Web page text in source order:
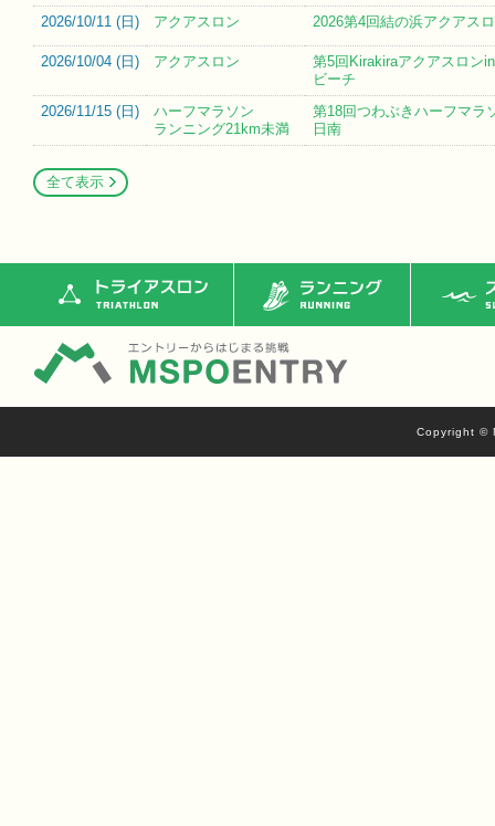
2026/10/11 (日 ) アクアスロン 2026第4回結の浜アクアス
2026/10/04 (日 ) アクアスロン
第5回Kirakiraアクアスロン
ビーチ
2026/11/15 (日 )
ハーフマラソン
ランニング21km未満
第18回つわぶきハーフマラ
日南
全て表示
トライアスロン ランニング ス
Copyright ©